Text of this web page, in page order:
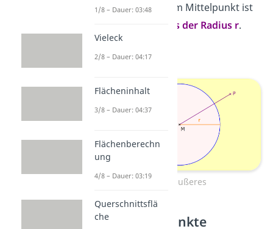
Kreisäußeren zum Mittelpunkt ist
größer als der Radius r.
> r
Kreisäußeres
Kreis und Punkte
1/8 – Dauer: 03:48
Vieleck
2/8 – Dauer: 04:17
Flächeninhalt
3/8 – Dauer: 04:37
Flächenberechn
ung
4/8 – Dauer: 03:19
Querschnittsflä
che